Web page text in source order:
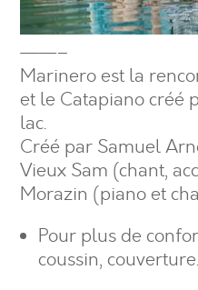
——–
Marinero est la
et le Catapiano créé
lac.
Créé par Samuel
Vieux Sam (chant,
Morazin (piano et
Pour plus de
coussin,